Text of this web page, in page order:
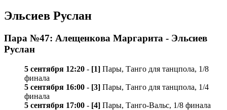
Эльсиев Руслан
Пара №47: Алещенкова Маргарита - Эльсиев
Руслан
5 сентября 12:20 - [1] Пары, Танго для танцпола, 1/8
финала
5 сентября 16:00 - [3] Пары, Танго для танцпола, 1/4
финала
5 сентября 17:00 - [4] Пары, Танго-Вальс, 1/8 финала